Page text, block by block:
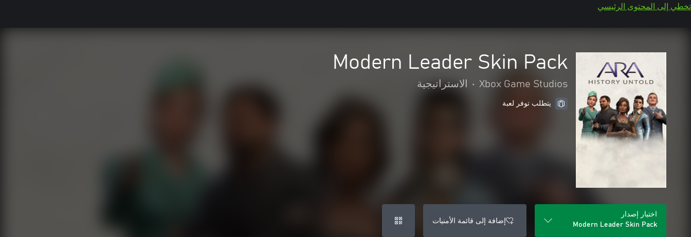
تخطي إلى المحتوى الرئيسي
Modern Leader Skin Pack
Xbox Game Studios
• الاستراتيجية
يتطلب توفر لعبة
اختيار إصدار
Modern Leader Skin Pack
إضافة إلى قائمة الأمنيات